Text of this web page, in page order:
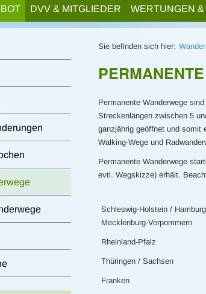
DVV & MITGLIEDER WERTUNGEN
Sie befinden sich hier:
Permanente Wanderwege
Streckenlängen zwischen 5
ganzjährig geöffnet und somit
Walking-Wege und
Permanente Wanderwege
evtl. Wegskizze) erhält.
Schleswig-Holstein /
Mecklenburg-Vorpommern
Rheinland-Pfalz
Thüringen / Sachsen
Franken